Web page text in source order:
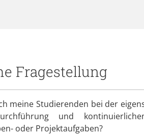
Fragestellung
meine Studierenden bei der
und
oder Projektaufgaben?